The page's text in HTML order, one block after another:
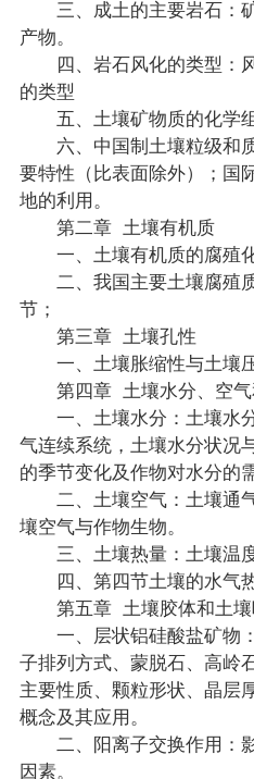
三、成土的主要岩石：
产物。
四、岩石风化的类型：
的类型
五、土壤矿物质的化学组
六、中国制土壤粒级和
要特性（比表面除外）；国
地的利用。
第二章 土壤有机质
一、土壤有机质的腐殖化
二、我国主要土壤腐殖
节；
第三章 土壤孔性
一、土壤胀缩性与土壤压
第四章 土壤水分、空气
一、土壤水分：土壤水
气连续系统，土壤水分状况
的季节变化及作物对水分的需
二、土壤空气：土壤通
壤空气与作物生物。
三、土壤热量：土壤温度
四、第四节土壤的水气热
第五章 土壤胶体和土壤
一、层状铝硅酸盐矿物
子排列方式、蒙脱石、高岭
主要性质、颗粒形状、晶层
概念及其应用。
二、阳离子交换作用：
因素。